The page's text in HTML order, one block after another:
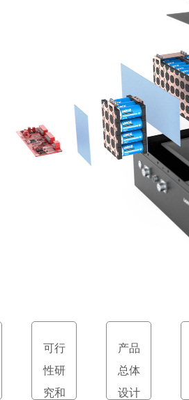
可行
性研
究和
产品
总体
设计